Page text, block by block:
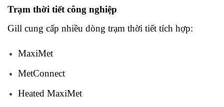
Trạm thời tiết công nghiệp
Gill cung cấp nhiều dòng trạm thời tiết tích hợp:
MaxiMet
MetConnect
Heated MaxiMet